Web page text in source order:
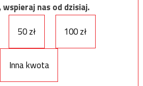
nas od dzisiaj.
50 zł 100 zł
Inna kwota